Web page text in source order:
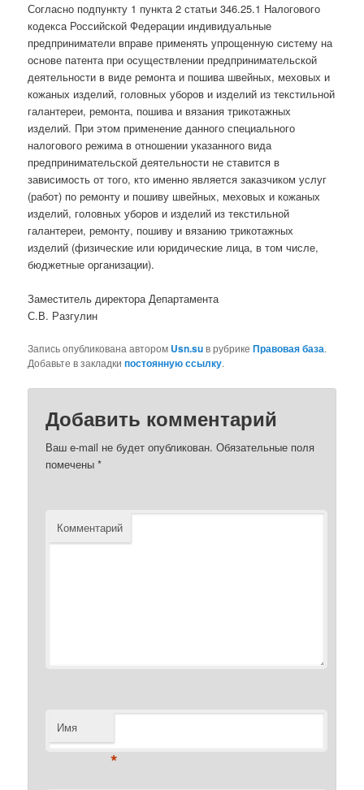
Согласно подпункту 1 пункта 2 статьи 346.25.1 Налогового
кодекса Российской Федерации индивидуальные
предприниматели вправе применять упрощенную систему на
основе патента при осуществлении предпринимательской
деятельности в виде ремонта и пошива швейных, меховых и
кожаных изделий, головных уборов и изделий из текстильной
галантереи, ремонта, пошива и вязания трикотажных
изделий. При этом применение данного специального
налогового режима в отношении указанного вида
предпринимательской деятельности не ставится в
зависимость от того, кто именно является заказчиком услуг
(работ) по ремонту и пошиву швейных, меховых и кожаных
изделий, головных уборов и изделий из текстильной
галантереи, ремонту, пошиву и вязанию трикотажных
изделий (физические или юридические лица, в том числе,
бюджетные организации).
Заместитель директора Департамента
С.В. Разгулин
Запись опубликована автором Usn.suв рубрикеПравовая база.
Добавьте в закладкипостоянную ссылку.
Добавить комментарий
Ваш e-mail не будет опубликован. Обязательные поля
помечены*
Комментарий
Имя
*